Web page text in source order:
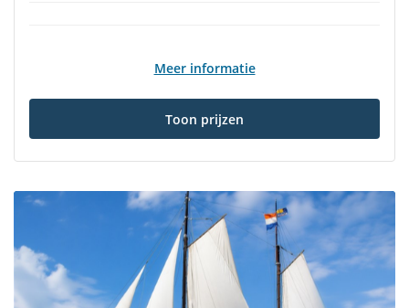
Meer informatie
Toon prijzen